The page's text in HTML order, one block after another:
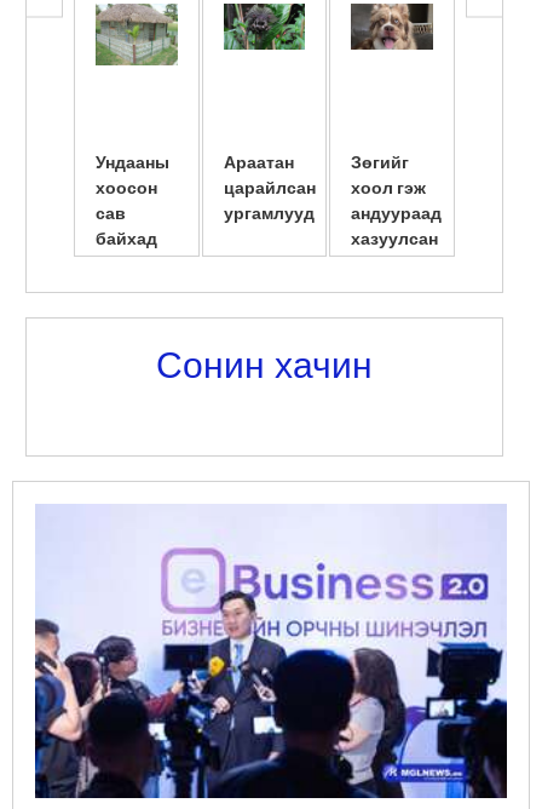
Ундааны
хоосон
сав
байхад
амьдарчих
юм байна
л даа
Араатан
царайлсан
ургамлууд
Зөгийг
хоол гэж
андуураад
хазуулсан
нь
...
Сонин хачин